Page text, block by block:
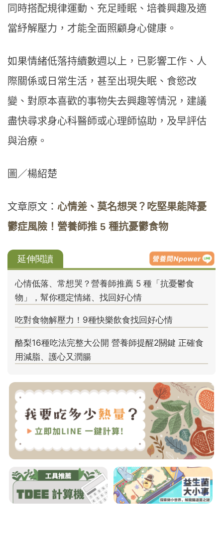
同時搭配規律運動、充足睡眠、培養興趣及適
當紓解壓力，才能全面照顧身心健康。
如果情緒低落持續數週以上，已影響工作、人
際關係或日常生活，甚至出現失眠、食慾改
變、對原本喜歡的事物失去興趣等情況，建議
盡快尋求身心科醫師或心理師協助，及早評估
與治療。
圖／楊紹楚
文章原文： 心情差、莫名想哭？吃堅果能降憂
鬱症風險！營養師推 5 種抗憂鬱食物